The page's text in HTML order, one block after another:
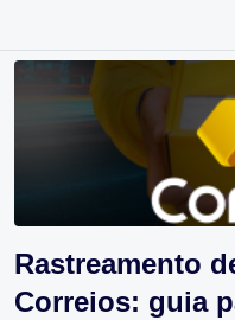
Rastreamento
Correios: guia